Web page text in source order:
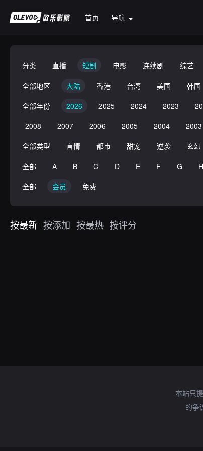
首页 导航
分类 直播 短剧 电影 连续剧 综艺
全部地区
大陆 香港 台湾 美国 韩国
全部年份
2026 2025 2024 2023
2008
2007 2006 2005 2004 2003
全部类型
言情 都市 甜宠 逆袭 玄幻
全部
A B C D E F G H
全部
会员 免费
按最新 按添加 按最热 按评分
本站只
的争